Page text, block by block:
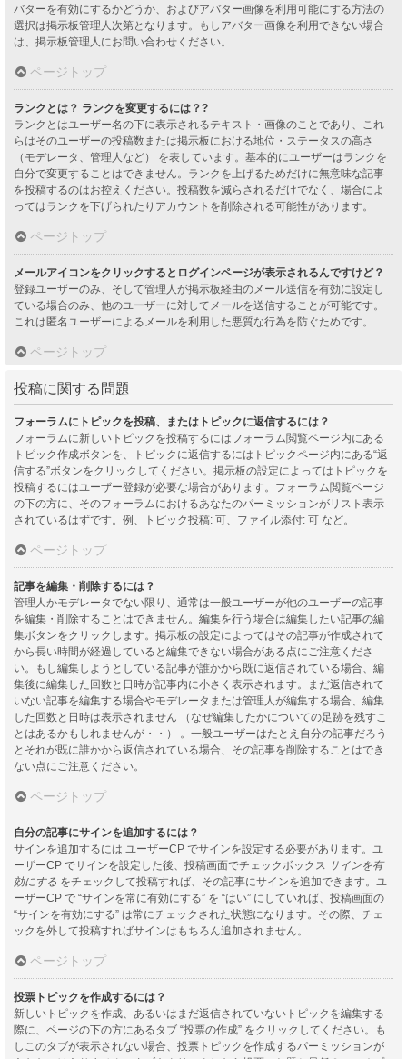
バターを有効にするかどうか、およびアバター画像を利用可能にする方法の
選択は掲示板管理人次第となります。もしアバター画像を利用できない場合
は、掲示板管理人にお問い合わせください。
ページトップ
ランクとは？ ランクを変更するには？?
ランクとはユーザー名の下に表示されるテキスト・画像のことであり、これ
らはそのユーザーの投稿数または掲示板における地位・ステータスの高さ
（モデレータ、管理人など） を表しています。基本的にユーザーはランクを
自分で変更することはできません。ランクを上げるためだけに無意味な記事
を投稿するのはお控えください。投稿数を減らされるだけでなく、場合によ
ってはランクを下げられたりアカウントを削除される可能性があります。
ページトップ
メールアイコンをクリックするとログインページが表示されるんですけど？
登録ユーザーのみ、そして管理人が掲示板経由のメール送信を有効に設定し
ている場合のみ、他のユーザーに対してメールを送信することが可能です。
これは匿名ユーザーによるメールを利用した悪質な行為を防ぐためです。
ページトップ
投稿に関する問題
フォーラムにトピックを投稿、またはトピックに返信するには？
フォーラムに新しいトピックを投稿するにはフォーラム閲覧ページ内にある
トピック作成ボタンを、トピックに返信するにはトピックページ内にある“返
信する”ボタンをクリックしてください。掲示板の設定によってはトピックを
投稿するにはユーザー登録が必要な場合があります。フォーラム閲覧ページ
の下の方に、そのフォーラムにおけるあなたのパーミッションがリスト表示
されているはずです。例、トピック投稿: 可、ファイル添付: 可 など。
ページトップ
記事を編集・削除するには？
管理人かモデレータでない限り、通常は一般ユーザーが他のユーザーの記事
を編集・削除することはできません。編集を行う場合は編集したい記事の編
集ボタンをクリックします。掲示板の設定によってはその記事が作成されて
から長い時間が経過していると編集できない場合がある点にご注意くださ
い。もし編集しようとしている記事が誰かから既に返信されている場合、編
集後に編集した回数と日時が記事内に小さく表示されます。まだ返信されて
いない記事を編集する場合やモデレータまたは管理人が編集する場合、編集
した回数と日時は表示されません （なぜ編集したかについての足跡を残すこ
とはあるかもしれませんが・・） 。一般ユーザーはたとえ自分の記事だろう
とそれが既に誰かから返信されている場合、その記事を削除することはでき
ない点にご注意ください。
ページトップ
自分の記事にサインを追加するには？
サインを追加するには ユーザーCP でサインを設定する必要があります。ユ
ーザーCP でサインを設定した後、投稿画面でチェックボックス サインを有
効にする をチェックして投稿すれば、その記事にサインを追加できます。ユ
ーザーCP で “サインを常に有効にする” を “はい” にしていれば、投稿画面の
“サインを有効にする” は常にチェックされた状態になります。その際、チェ
ックを外して投稿すればサインはもちろん追加されません。
ページトップ
投票トピックを作成するには？
新しいトピックを作成、あるいはまだ返信されていないトピックを編集する
際に、ページの下の方にあるタブ “投票の作成” をクリックしてください。も
しこのタブが表示されない場合、投票トピックを作成するパーミッションが